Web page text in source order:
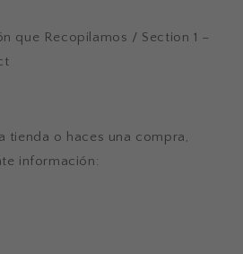
que Recopilamos / Section 1 –
tienda o haces una compra,
información: